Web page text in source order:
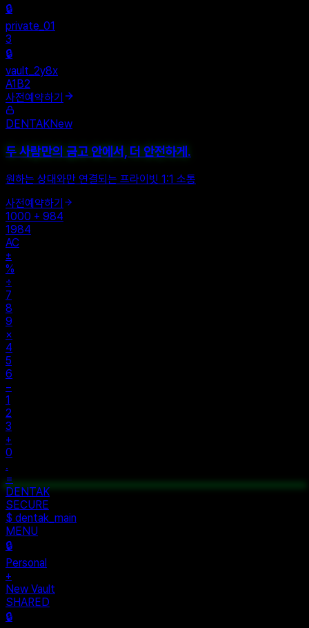
Personal
+
New Vault
SHARED
🔒
private_01
3
🔒
vault_2y8x
사전예약하기
DENTAKNew
두 사람만의 금고 안에서, 더 안전하게.
원하는 상대와만 연결되는 프라이빗 1:1 소통
사전예약하기
1000 + 984
1984
AC
±
%
÷
7
8
9
×
4
5
6
−
1
2
3
+
0
.
=
$ auth...
$ vault --ok
DENTAK
ACCESS OK
DENTAK
SECURE
$ dentak_main